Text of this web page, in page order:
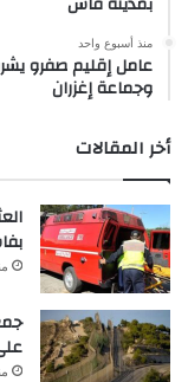
منذ أسبوع واحد
عامل إقليم صفرو
وجماعة إغزران
أخر المقالات